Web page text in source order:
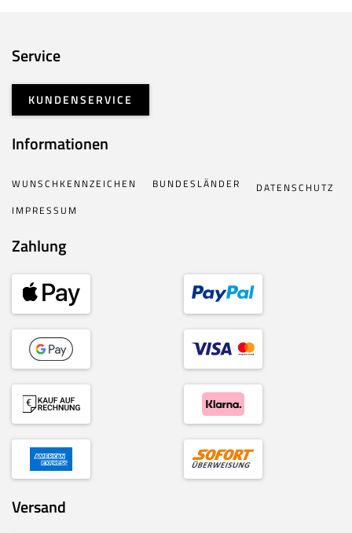
Service
KUNDENSERVICE
Informationen
WUNSCHKENNZEICHEN BUNDESLÄNDER
DATENSCHUTZ
IMPRESSUM
Zahlung
Versand